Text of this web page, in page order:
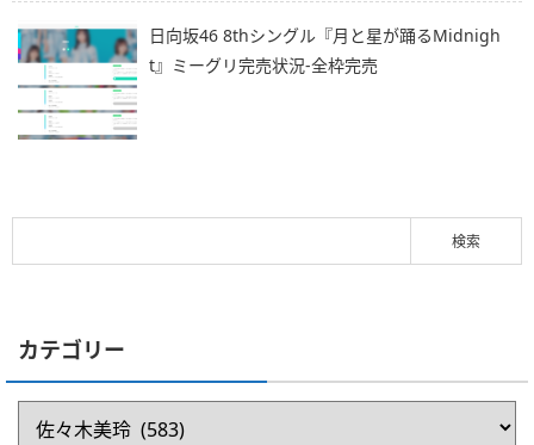
日向坂46 8thシングル『月と星が踊るMidnigh
t』ミーグリ完売状況-全枠完売
カテゴリー